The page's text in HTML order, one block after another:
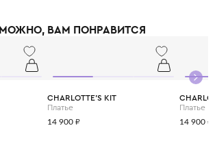
look-образы, копируя детали взрослых
одевают своих детей в данный бренд.
дарите своему ребенку не просто одежду, а
наследия и истории моды.
ВАМ ПОНРАВИТСЯ
CHARLOTTE'S KIT
Платье
14 900 ₽
Платье
14 900 ₽